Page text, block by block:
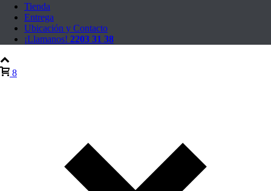
Tienda
Entrega
Ubicación y Contacto
¡Llamanos! 2203 31 38
8